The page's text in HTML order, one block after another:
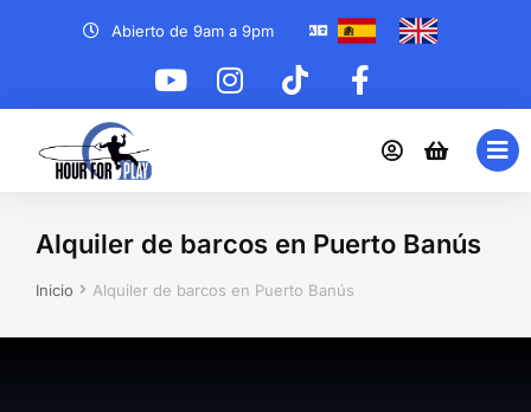
Abierto de 9am a 9pm
Alquiler de barcos en Puerto Banús
Estás aquí:
Inicio Alquiler de barcos en Puerto Banús